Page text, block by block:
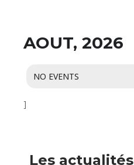
AOUT, 2026
NO EVENTS
]
Les actualités